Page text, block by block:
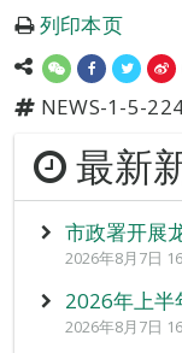
列印本页
NEWS-1-5-
最新
市政署开展
2026年8月7日
2026年上半
2026年8月7日